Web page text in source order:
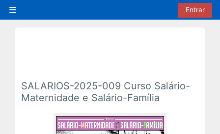
Painel lateral
Entrar
SALARIOS-2025-009 Curso Salário-
Maternidade e Salário-Família